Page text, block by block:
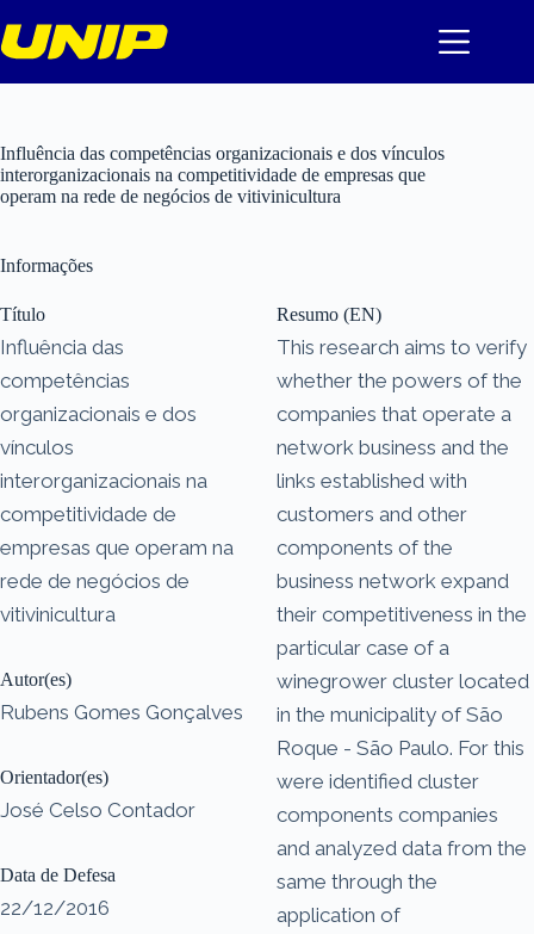
para
o
Influência das competências organizacionais e dos vínculos
interorganizacionais na competitividade de empresas que
operam na rede de negócios de vitivinicultura
Informações
Título
Influência das
competências
organizacionais e dos
vínculos
interorganizacionais na
competitividade de
empresas que operam na
rede de negócios de
vitivinicultura
Autor(es)
Rubens Gomes Gonçalves
Orientador(es)
José Celso Contador
Data de Defesa
22/12/2016
Resumo (EN)
This research aims to verify
whether the powers of the
companies that operate a
network business and the
links established with
customers and other
components of the
business network expand
their competitiveness in the
particular case of a
winegrower cluster located
in the municipality of São
Roque - São Paulo. For this
were identified cluster
components companies
and analyzed data from the
same through the
application of